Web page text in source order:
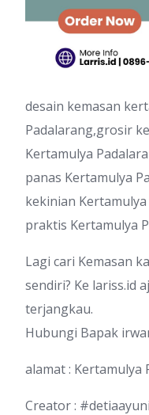
desain kemasan
Padalarang,grosir
Kertamulya
panas Kertamulya
kekinian
praktis Kertamulya
Lagi cari Kemasan
sendiri? Ke lariss.id
terjangkau.
Hubungi Bapak
alamat : Kertamulya
Creator : #detiaayuni